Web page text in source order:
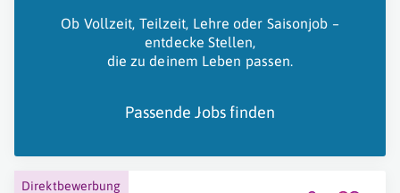
Ob Vollzeit, Teilzeit, Lehre oder Saisonjob –
entdecke Stellen,
die zu deinem Leben passen.
Passende Jobs finden
Direktbewerbung